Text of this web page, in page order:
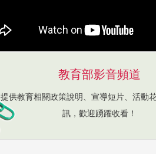
教育部影音頻道
提供教育相關政策說明、宣導短片、活動
訊，歡迎踴躍收看！